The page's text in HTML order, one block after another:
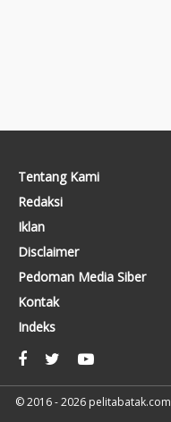
Tentang Kami
Redaksi
Iklan
Disclaimer
Pedoman Media Siber
Kontak
Indeks
© 2016 - 2026 pelitabatak.com